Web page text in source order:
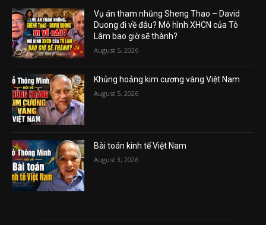
Vụ án tham nhũng Sheng Thao – David
Duong đi về đâu? Mô hình XHCN của Tô
Lâm bao giờ sẽ thành?
August 5, 2026
Khủng hoảng kim cương vàng Việt Nam
August 5, 2026
Bài toán kinh tế Việt Nam
August 3, 2026